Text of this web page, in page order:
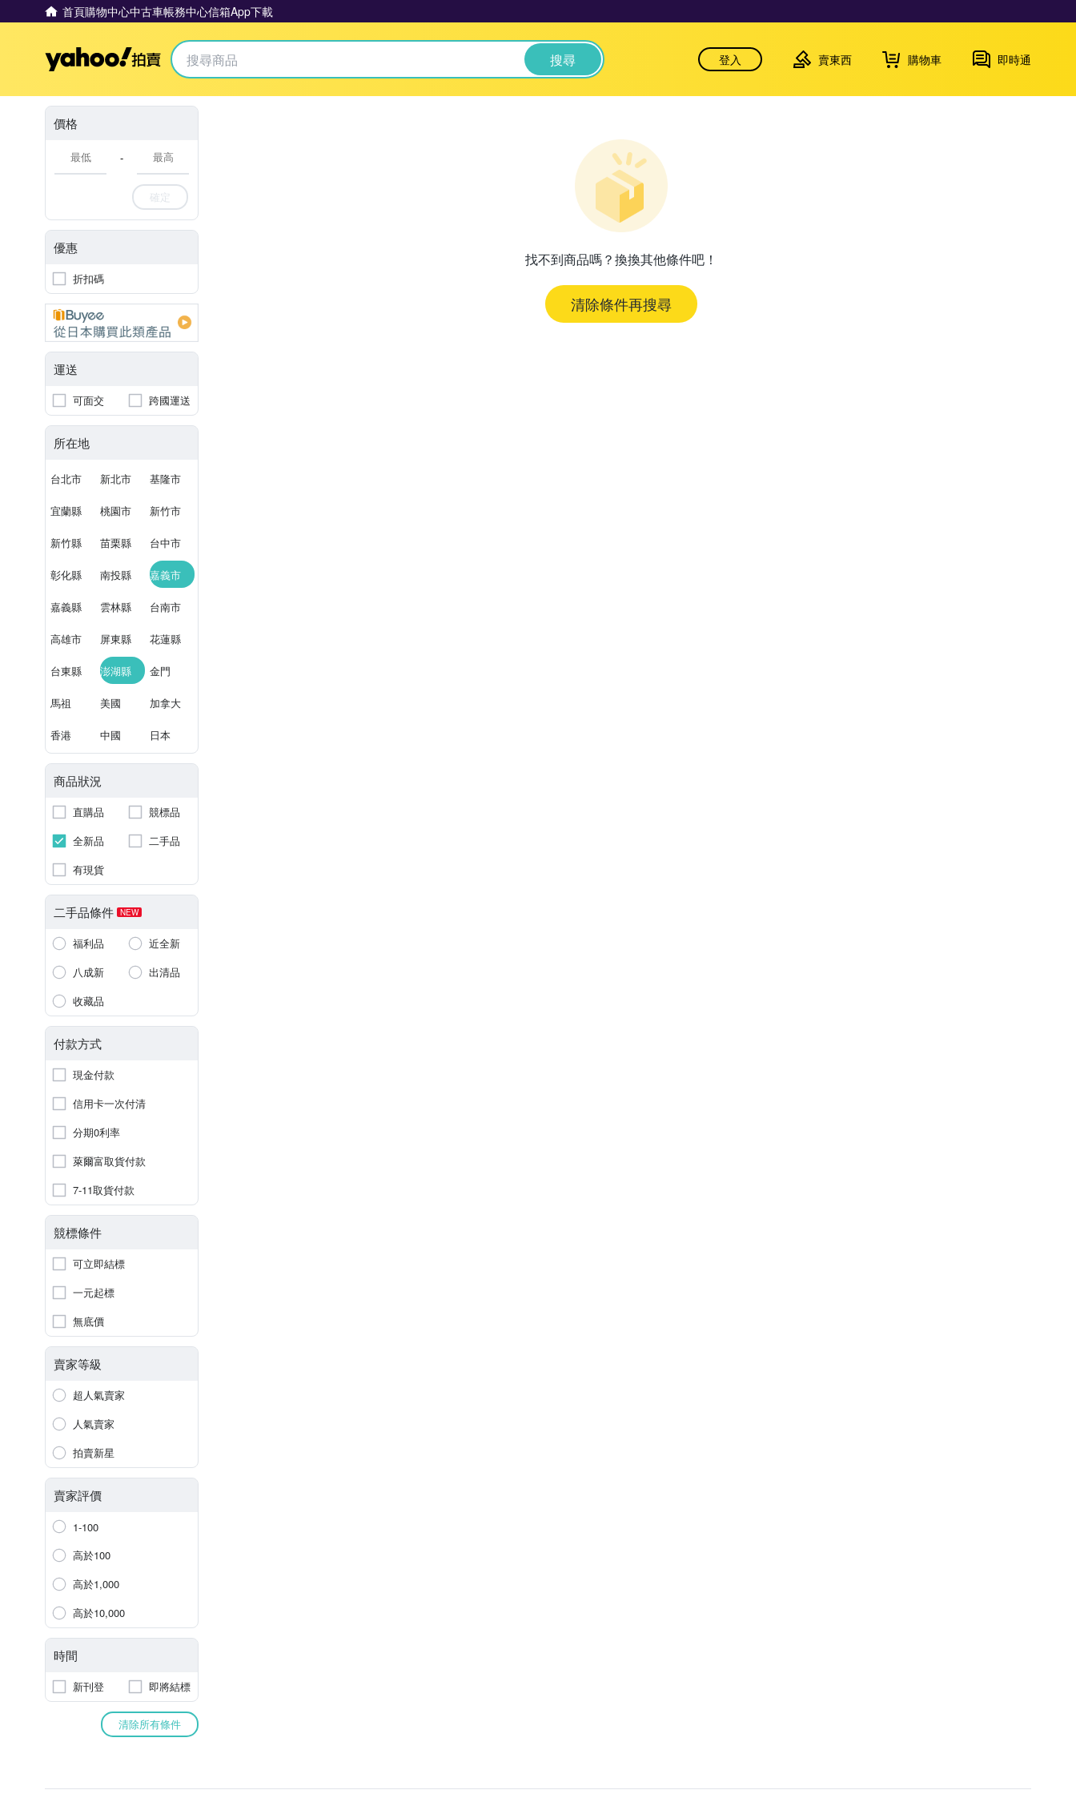
首頁購物中心中古車帳務中心信箱App下載
Yahoo拍賣 搜尋 登入 賣東西 購物車 即時通
價格
-
確定
優惠
折扣碼
運送
可面交 跨國運送
所在地
台北市 新北市 基隆市
宜蘭縣 桃園市 新竹市
新竹縣 苗栗縣 台中市
彰化縣 南投縣 嘉義市
嘉義縣 雲林縣 台南市
高雄市 屏東縣 花蓮縣
台東縣 澎湖縣 金門
馬祖 美國 加拿大
香港 中國 日本
商品狀況
直購品
競標品
全新品
二手品
有現貨
二手品條件 NEW
福利品
近全新
八成新
出清品
收藏品
付款方式
現金付款
信用卡一次付清
分期0利率
萊爾富取貨付款
7-11取貨付款
競標條件
可立即結標
一元起標
無底價
賣家等級
超人氣賣家
人氣賣家
拍賣新星
賣家評價
1-100
高於100
高於1,000
高於10,000
時間
新刊登 即將結標
清除所有條件
找不到商品嗎？換換其他條件吧！
清除條件再搜尋